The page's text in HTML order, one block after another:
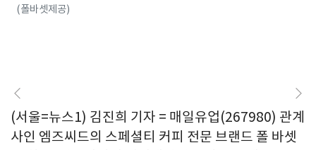
(폴바셋제공)
(서울=뉴스1) 김진희 기자 = 매일유업(267980) 관계
사인 엠즈씨드의 스페셜티 커피 전문 브랜드 폴 바셋